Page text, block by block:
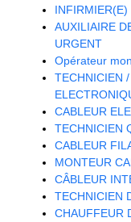
INFIRMIER(E)
AUXILIAIRE
URGENT
Opérateur
TECHNICIEN
CABLEUR
TECHNICIEN
CABLEUR
MONTEUR
CÂBLEUR
TECHNICIEN
CHAUFFEUR